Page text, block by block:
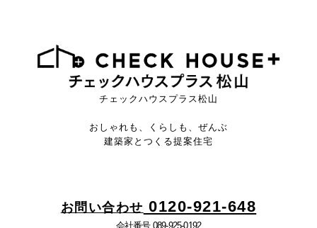
チェックハウスプラス松山
おしゃれも、くらしも、ぜんぶ
建築家とつくる提案住宅
お問い合わせ 0120-921-648
会社番号 089-925-0192